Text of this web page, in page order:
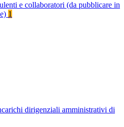
e collaboratori (da pubblicare in
1
dirigenziali amministrativi di